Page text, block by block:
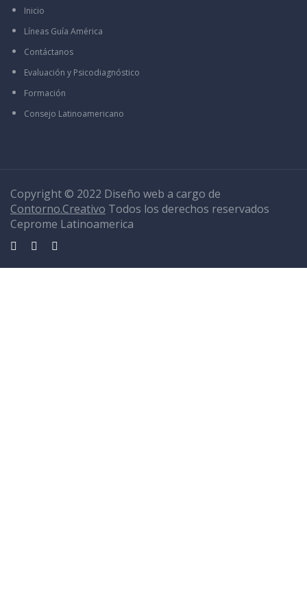
Inicio
Líneas Guía América
Contáctanos
Evaluación y Psicodiagnóstico
Formación
Consejo Latinoamericano
Copyright © 2022 Diseño web a cargo de
Contorno.Creativo Todos los derechos reservados
Ceprome Latinoamerica